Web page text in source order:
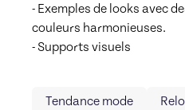
- Exemples de looks avec
couleurs harmonieuses.
- Supports visuels
Tendance mode